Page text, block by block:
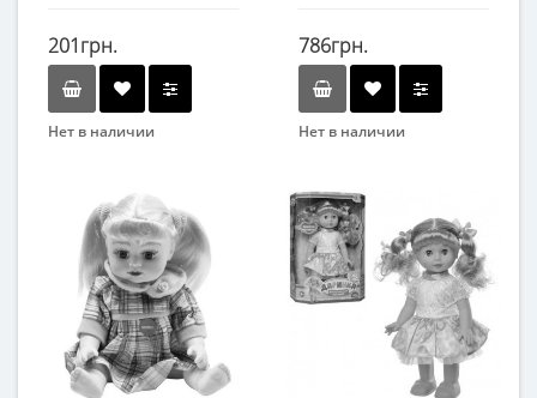
201грн.
Нет в наличии
Возраст
от 3 лет
Материал
Комбинированный
786грн.
Нет в наличии
Возраст
От 3-х лет